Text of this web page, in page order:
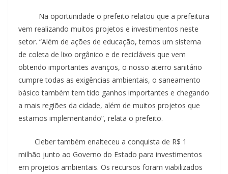
Na oportunidade o prefeito relatou que a prefeitura
vem realizando muitos projetos e investimentos neste
setor. “Além de ações de educação, temos um sistema
de coleta de lixo orgânico e de recicláveis que vem
obtendo importantes avanços, o nosso aterro sanitário
cumpre todas as exigências ambientais, o saneamento
básico também tem tido ganhos importantes e chegando
a mais regiões da cidade, além de muitos projetos que
estamos implementando”, relata o prefeito.
Cleber também enalteceu a conquista de R$ 1
milhão junto ao Governo do Estado para investimentos
em projetos ambientais. Os recursos foram viabilizados